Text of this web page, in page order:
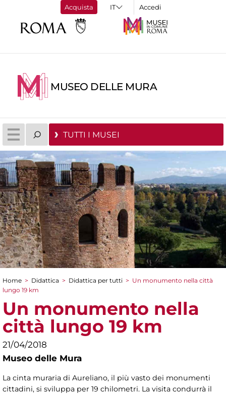
Acquista Accedi
MUSEO DELLE MURA
TUTTI I MUSEI
Tu sei qui
Home > Didattica > Didattica per tutti > Un monumento nella città
lungo 19 km
Un monumento nella
città lungo 19 km
21/04/2018
Museo delle Mura
La cinta muraria di Aureliano, il più vasto dei monumenti
cittadini, si sviluppa per 19 chilometri. La visita condurrà il